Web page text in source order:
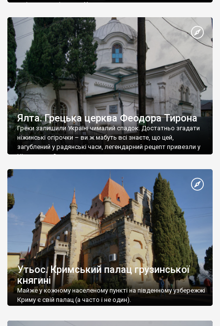
є відданими вірянами Христа
Ялта. Грецька церква Феодора Тирона
Греки залишили Україні чималий спадок. Достатньо згадати
ніжинські огірочки – ви ж мабуть всі знаєте, що цей,
загублений у радянські часи, легендарний рецепт привезли у
Ніжин греки?
Утьос. Кримський палац грузинської
княгині
Майже у кожному населеному пункті на південному узбережжі
Криму є свій палац (а часто і не один).